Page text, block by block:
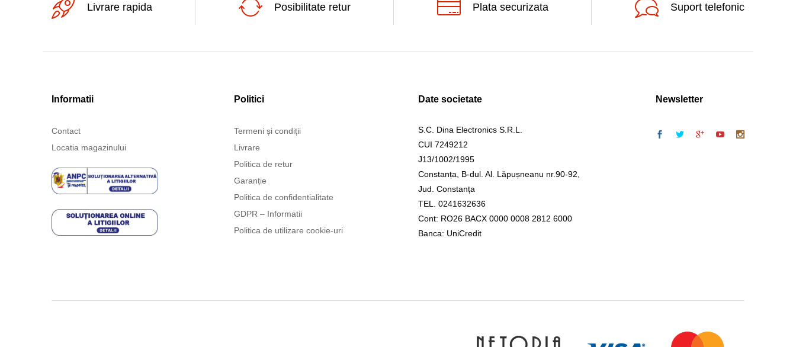
Livrare rapida Posibilitate retur Plata securizata Suport telefonic
Informatii
Contact
Locatia magazinului
Politici
Termeni și condiții
Livrare
Politica de retur
Garanție
Politica de confidentialitate
GDPR – Informatii
Politica de utilizare cookie-uri
Date societate
S.C. Dina Electronics S.R.L.
CUI 7249212
J13/1002/1995
Constanța, B-dul. Al. Lăpușneanu nr.90-92,
Jud. Constanța
TEL. 0241632636
Cont: RO26 BACX 0000 0008 2812 6000
Banca: UniCredit
Newsletter